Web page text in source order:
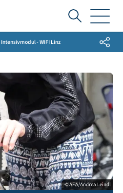
Ich
suche...
- WIFI Linz Share
© AEA/Andrea Leindl